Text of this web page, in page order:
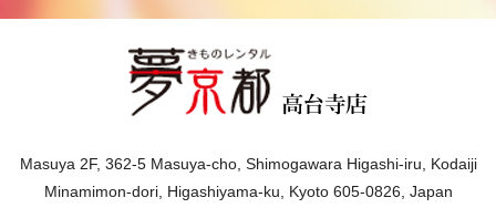
Masuya 2F, 362-5 Masuya-cho, Shimogawara Higashi-iru, Kodaiji
Minamimon-dori, Higashiyama-ku, Kyoto 605-0826, Japan